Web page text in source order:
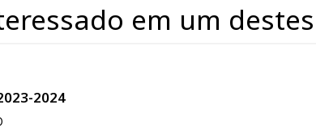
em um destes
2024